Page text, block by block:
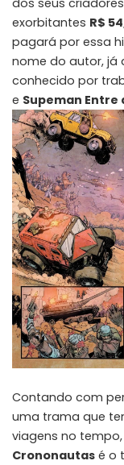
exorbitantes R$
pagará por essa
nome do autor, já
conhecido por
e Supeman Entre
Contando com
uma trama que
viagens no
Crononautas é o